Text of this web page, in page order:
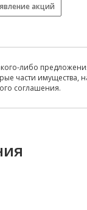
акций
либо
части
соглашения.